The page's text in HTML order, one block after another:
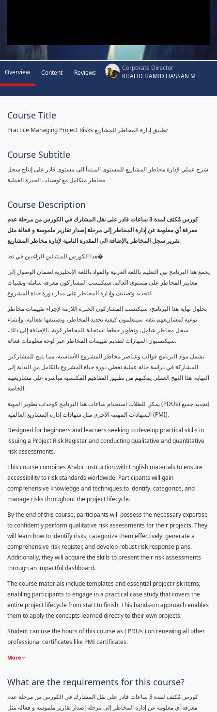
Overview Content Reviews
Corporate Director
KHALID HAMID HASSAN M
Course Title
Practice Managing Project Risks تطبيق إدارة المخاطر للمشاريع
Course Subtitle
شرح عملي لإدارة مخاطر المشاريع للمستوى المبتدأ الى مستوى قادر على إنتاج سجل
مخاطر متكامل مع توصيات الخبرة العملية
Course Description
كورس مٌكثف لمدة 3 ساعات قادر على نقل المشارك في الكورس من مرحلة عدم
معرفة أي معلومة عن إدارة المخاطر إلى مرحلة إصدار تقارير ملموسة و فعالة مثل
تقرير سجل المخاطر بالإضافة الى المقدرة التامية لإدارة مخاطر المشاريع.
هذا الكورس للمبتدئين الراغبين في تط�
يجمع هذا البرنامج بين التعليم باللغة العربية والمواد باللغة الإنجليزية لضمان الوصول إلى
معايير المخاطر على مستوى العالم. سيكتسب المشاركون معرفة شاملة وتقنيات
لتحديد وتصنيف وإدارة المخاطر على مدار دورة حياة المشروع.
بحلول نهاية هذا البرنامج، سيكتسب المشاركون الخبرة اللازمة لإجراء تقييمات مخاطر
نوعية لمشاريعهم بثقة. سيتعلمون كيفية تحديد المخاطر، وتصنيفها بفعالية، وإنشاء
سجل مخاطر شامل، وتطوير خطط استجابة للمخاطر قوية. بالإضافة إلى ذلك،
سيكتسبون المهارات لتقديم تقييمات المخاطر عبر لوحة معلومات فعالة.
تشمل مواد البرنامج قوالب وعناصر مخاطر المشروع الأساسية، مما يتيح للمشاركين
المشاركة في دراسة حالة عملية تغطي دورة حياة المشروع بالكامل من البداية إلى
النهاية. هذا النهج العملي يمكنهم من تطبيق المفاهيم المكتسبة مباشرة على مشاريعهم
الخاصة.
يمكن للطلاب استخدام ساعات هذا البرنامج كوحدات تطوير المهنة (PDUs) لتجديد جميع
الشهادات المهنية الأخرى مثل شهادات إدارة المشاريع العالمية (PMI).
Designed for beginners and learners seeking to develop practical skills in
issuing a Project Risk Register and conducting qualitative and quantitative
risk assessments.
This course combines Arabic instruction with English materials to ensure
accessibility to risk standards worldwide. Participants will gain
comprehensive knowledge and techniques to identify, categorize, and
manage risks throughout the project lifecycle.
By the end of this course, participants will possess the necessary expertise
to confidently perform qualitative risk assessments for their projects. They
will learn how to identify risks, categorize them effectively, generate a
comprehensive risk register, and develop robust risk response plans.
Additionally, they will acquire the skills to present their risk assessments
through an impactful dashboard.
The course materials include templates and essential project risk items,
enabling participants to engage in a practical case study that covers the
entire project lifecycle from start to finish. This hands-on approach enables
them to apply the concepts learned directly to their own projects.
Student can use the hours of this course as ( PDUs ) on renewing all other
professional certificates like PMI certificates.
More
What are the requirements for this course?
كورس مٌكثف لمدة 3 ساعات قادر على نقل المشارك في الكورس من مرحلة عدم
معرفة أي معلومة عن إدارة المخاطر إلى مرحلة إصدار تقارير ملموسة و فعالة مثل